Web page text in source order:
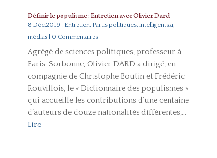
Définir le populisme : Entretien avec Olivier Dard
8 Déc,2019 Entretien, Partis politiques, intelligentsia,
médias| 0 Commentaires
Agrégé de sciences politiques, professeur à
Paris-Sorbonne, Olivier DARD a dirigé, en
compagnie de Christophe Boutin et Frédéric
Rouvillois, le « Dictionnaire des populismes »
qui accueille les contributions d’une centaine
d’auteurs de douze nationalités différentes,...
Lire